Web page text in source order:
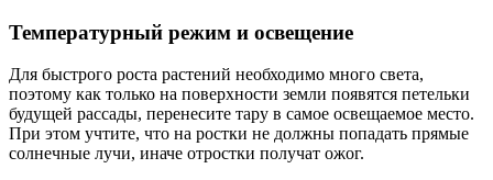
Температурный режим и освещение
Для быстрого роста растений необходимо много света,
поэтому как только на поверхности земли появятся петельки
будущей рассады, перенесите тару в самое освещаемое место.
При этом учтите, что на ростки не должны попадать прямые
солнечные лучи, иначе отростки получат ожог.